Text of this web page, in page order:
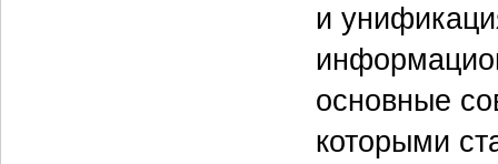
и
основные
которыми